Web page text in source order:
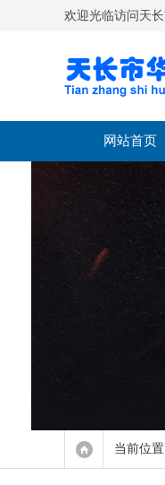
欢迎光临访问天
网站首页
当前位置